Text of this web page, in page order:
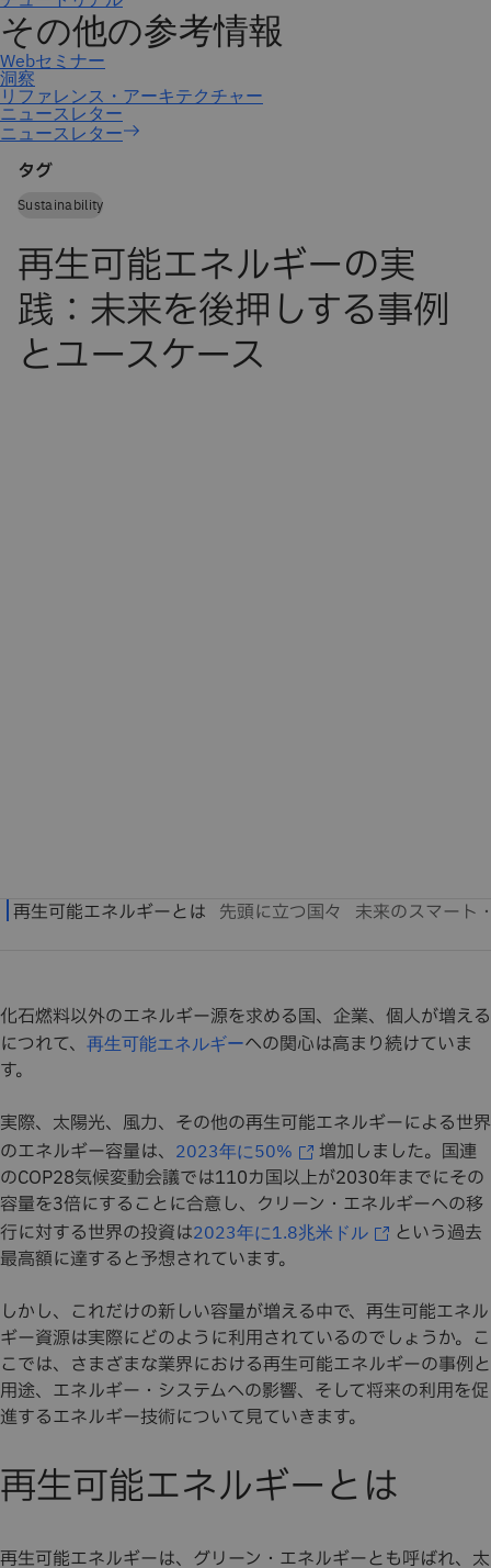
ニュースレター
タグ
Sustainability
再生可能エネルギーの実
践：未来を後押しする事例
とユースケース
化石燃料以外のエネルギー源を求める国、企業、個人が増える
につれて、 再生可能エネルギーへの関心は高まり続けていま
す。
実際、太陽光、風力、その他の再生可能エネルギーによる世界
のエネルギー容量は、 2023年に50%
増加しました。国連
のCOP28気候変動会議では110カ国以上が2030年までにその
容量を3倍にすることに合意し、クリーン・エネルギーへの移
行に対する世界の投資は2023年に1.8兆米ドル
という過去
最高額に達すると予想されています。
しかし、これだけの新しい容量が増える中で、再生可能エネル
ギー資源は実際にどのように利用されているのでしょうか。こ
こでは、さまざまな業界における再生可能エネルギーの事例と
用途、エネルギー・システムへの影響、そして将来の利用を促
進するエネルギー技術について見ていきます。
再生可能エネルギーとは
再生可能エネルギーは、グリーン・エネルギーとも呼ばれ、太